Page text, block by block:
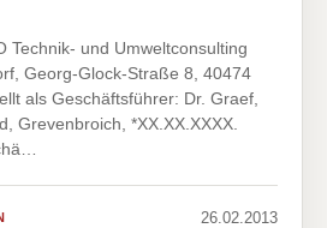
Technik- und Umweltconsulting
Georg-Glock-Straße 8, 40474
als Geschäftsführer: Dr. Graef,
Grevenbroich, *XX.XX.XXXX.
26.02.2013